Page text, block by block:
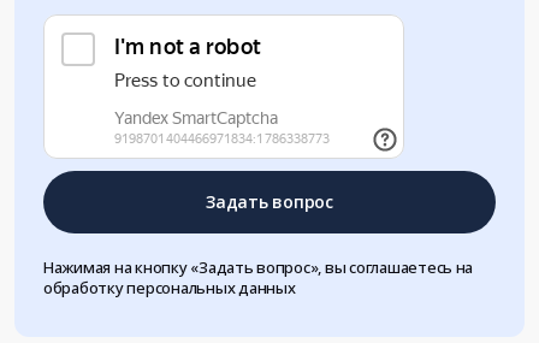
Задать вопрос
Нажимая на кнопку «Задать вопрос», вы соглашаетесь на
обработку персональных данных